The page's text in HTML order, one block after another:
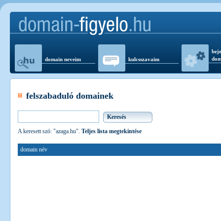
domain neveim kulcsszavaim
felszabaduló domainek
A keresett szó: "azaga.hu". Teljes lista megtekintése
domain név